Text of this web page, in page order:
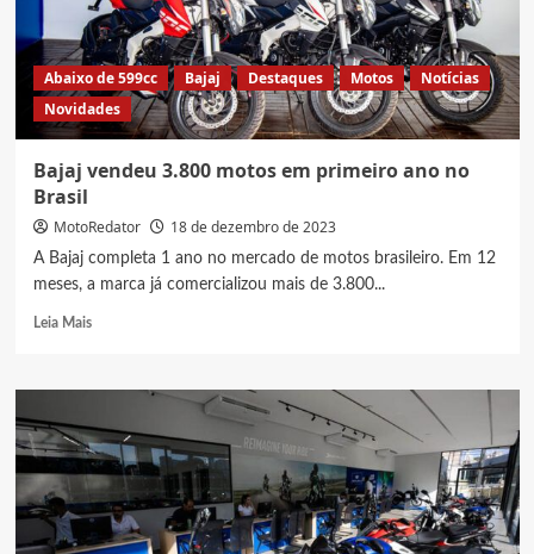
Abaixo de 599cc Bajaj Destaques Motos
Notícias
Novidades
Bajaj vendeu 3.800 motos em primeiro ano no
Brasil
MotoRedator 18 de dezembro de 2023
A Bajaj completa 1 ano no mercado de motos brasileiro. Em 12
meses, a marca já comercializou mais de 3.800...
Leia MaisRead
Bajaj
3.800
motos
em
primeiro
ano
no